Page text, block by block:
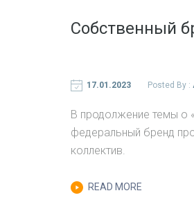
Собственный
17.01.2023 Posted By :
В продолжение темы о
федеральный бренд
коллектив.
READ MORE